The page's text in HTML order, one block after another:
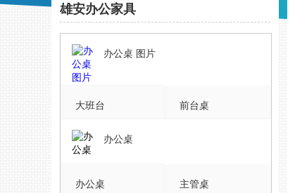
雄安办公家具
办公桌 图片
大班台 前台桌
办公桌
办公桌 主管桌